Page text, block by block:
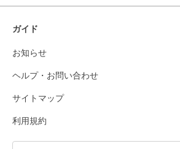
ガイド
お知らせ
ヘルプ・お問い合わせ
サイトマップ
利用規約